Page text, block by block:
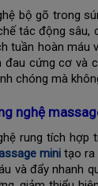
bộ gõ trong
tác động sâu,
tuần hoàn máu
đau cứng cơ và
chóng mà
nghệ
rung tích hợp
mini tạo ra
và đẩy nhanh